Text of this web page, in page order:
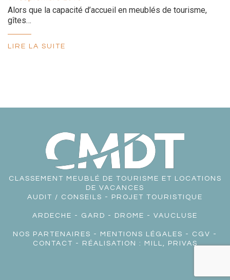
Alors que la capacité d’accueil en meublés de tourisme,
gîtes…
LIRE LA SUITE
CLASSEMENT MEUBLÉ DE TOURISME ET LOCATIONS
DE VACANCES
AUDIT / CONSEILS - PROJET TOURISTIQUE
ARDECHE - GARD - DROME - VAUCLUSE
NOS PARTENAIRES - MENTIONS LÉGALES - CGV -
CONTACT - RÉALISATION : MILL, PRIVAS